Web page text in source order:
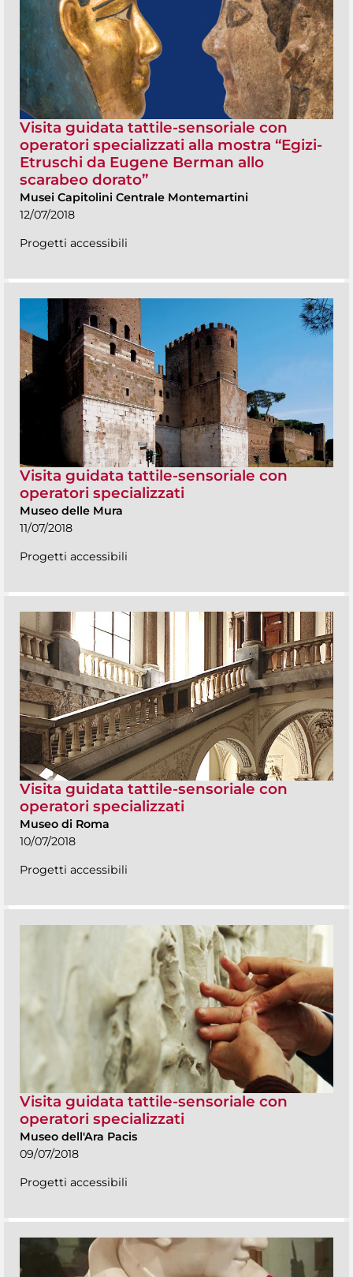
Visita guidata tattile-sensoriale con
operatori specializzati alla mostra “Egizi-
Etruschi da Eugene Berman allo
scarabeo dorato”
Musei Capitolini Centrale Montemartini
12/07/2018
Progetti accessibili
Visita guidata tattile-sensoriale con
operatori specializzati
Museo delle Mura
11/07/2018
Progetti accessibili
Visita guidata tattile-sensoriale con
operatori specializzati
Museo di Roma
10/07/2018
Progetti accessibili
Visita guidata tattile-sensoriale con
operatori specializzati
Museo dell'Ara Pacis
09/07/2018
Progetti accessibili